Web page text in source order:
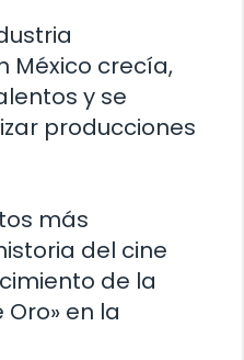
México crecía,
y se
producciones
más
del cine
de la
en la